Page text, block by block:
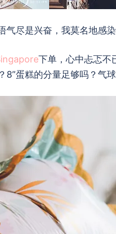
气尽是兴奋，我莫名地感
下单，心中忐忑不
8”蛋糕的分量足够吗？气